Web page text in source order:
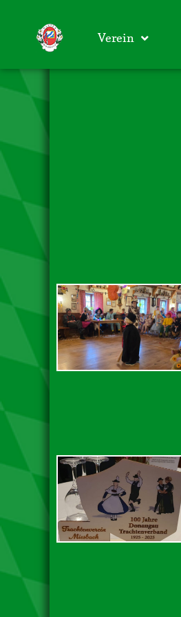
Verein